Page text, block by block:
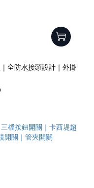
全防水接頭設計｜外掛